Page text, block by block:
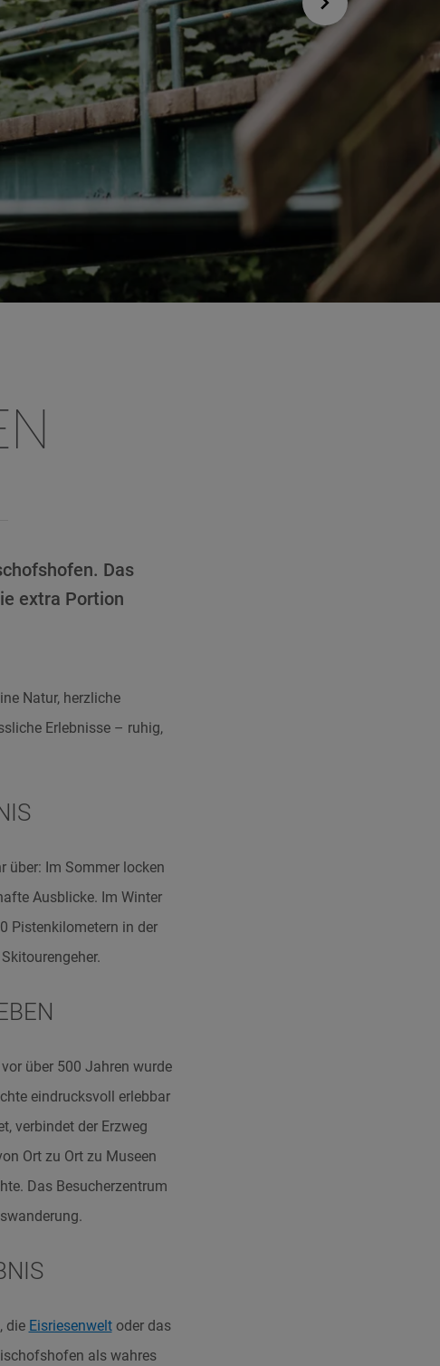
Das
extra Portion
Natur, herzliche
Erlebnisse – ruhig,
Im Sommer locken
Ausblicke. Im Winter
Pistenkilometern in der
über 500 Jahren wurde
eindrucksvoll erlebbar
verbindet der Erzweg
Ort zu Ort zu Museen
Das Besucherzentrum
, die Eisriesenweltoder das
als wahres